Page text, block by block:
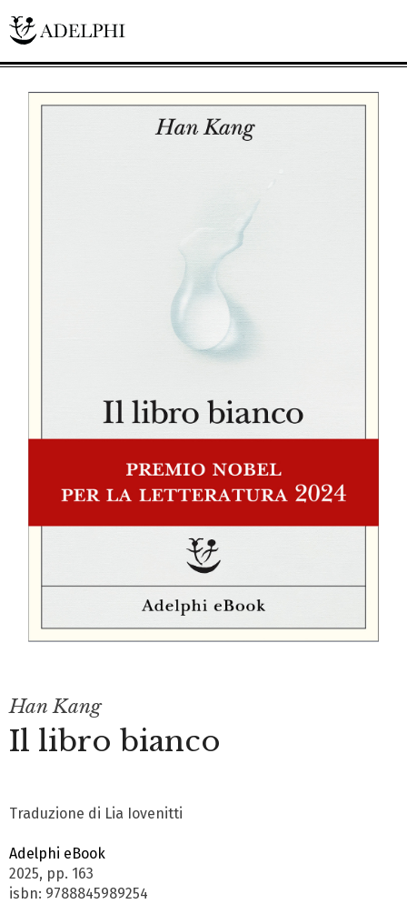
Han Kang
Il libro bianco
Traduzione di Lia Iovenitti
Adelphi eBook
2025, pp. 163
isbn: 9788845989254